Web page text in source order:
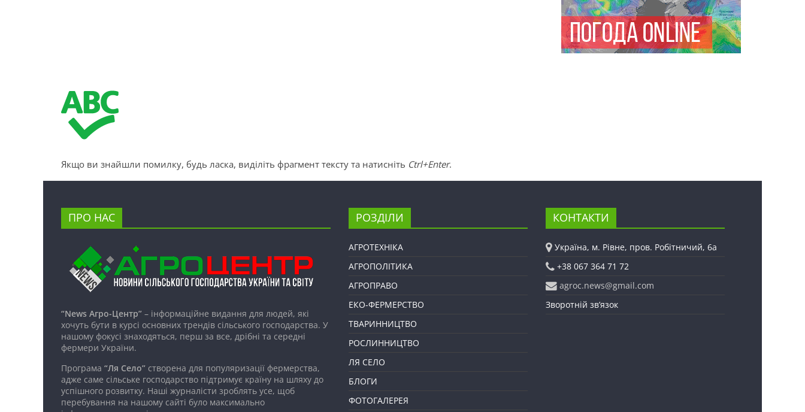
Якщо ви знайшли помилку, будь ласка, виділіть фрагмент тексту та натисніть Ctrl+Enter.
ПРО НАС
“News Агро-Центр” – інформаційне видання для людей, які
хочуть бути в курсі основних трендів сільського господарства. У
нашому фокусі знаходяться, перш за все, дрібні та середні
фермери України.
Програма “Ля Село” створена для популяризації фермерства,
адже саме сільське господарство підтримує країну на шляху до
успішного розвитку. Наші журналісти зроблять усе, щоб
перебування на нашому сайті було максимально
РОЗДІЛИ
АГРОТЕХНІКА
АГРОПОЛІТИКА
АГРОПРАВО
ЕКО-ФЕРМЕРСТВО
ТВАРИННИЦТВО
РОСЛИННИЦТВО
ЛЯ СЕЛО
БЛОГИ
ФОТОГАЛЕРЕЯ
КОНТАКТИ
Україна, м. Рівне, пров. Робітничий, 6а
+38 067 364 71 72
agroc.news@gmail.com
Зворотній зв’язок